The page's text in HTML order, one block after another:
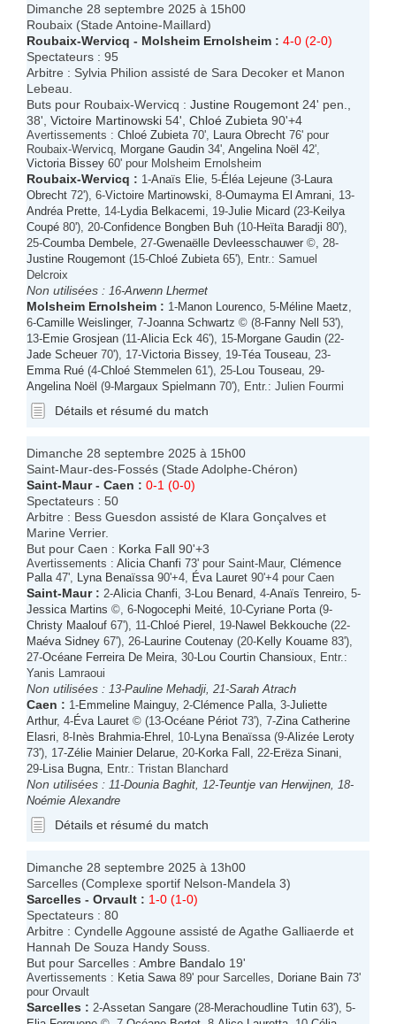
Dimanche 28 septembre 2025 à 15h00
Roubaix (Stade Antoine-Maillard)
Roubaix-Wervicq - Molsheim Ernolsheim : 4-0 (2-0)
Spectateurs : 95
Arbitre : Sylvia Philion assisté de Sara Decoker et Manon
Lebeau.
Buts pour Roubaix-Wervicq : Justine Rougemont 24' pen.,
38', Victoire Martinowski 54', Chloé Zubieta 90'+4
Avertissements : Chloé Zubieta 70', Laura Obrecht 76' pour
Roubaix-Wervicq,
Morgane Gaudin 34', Angelina Noël 42',
Victoria Bissey 60' pour Molsheim Ernolsheim
Roubaix-Wervicq : 1-Anaïs Elie , 5-Éléa Lejeune (3- Laura
Obrecht 72'), 6-Victoire Martinowski , 8-Oumayma El Amrani , 13-
Andréa Prette , 14- Lydia Belkacemi , 19-Julie Micard (23-Keilya
Coupé 80'), 20-Confidence Bongben Buh (10-Heïta Baradji 80'),
25-Coumba Dembele , 27-Gwenaëlle Devleesschauwer ©, 28-
Justine Rougemont (15-Chloé Zubieta 65'), Entr.: Samuel
Delcroix
Non utilisées : 16-Arwenn Lhermet
Molsheim Ernolsheim : 1-Manon Lourenco , 5-Méline Maetz
6-Camille Weislinger, 7-Joanna Schwartz © (8-Fanny Nell
53'),
13-Emie Grosjean (11-Alicia Eck 46'), 15-Morgane Gaudin (22-
Jade Scheuer 70'), 17-Victoria Bissey, 19-Téa Touseau , 23-
Emma Rué (4-Chloé Stemmelen 61'), 25- Lou Touseau , 29-
Angelina Noël (9-Margaux Spielmann 70'), Entr.: Julien Fourmi
Détails et résumé du match
Dimanche 28 septembre 2025 à 15h00
Saint-Maur-des-Fossés (Stade Adolphe-Chéron)
Saint-Maur- Caen : 0-1 (0-0)
Spectateurs : 50
Arbitre : Bess Guesdon assisté de Klara Gonçalves et
Marine Verrier.
But pour Caen : Korka Fall 90'+3
Avertissements : Alicia Chanfi 73' pour Saint-Maur, Clémence
Palla 47', Lyna Benaïssa 90'+4, Éva Lauret 90'+4 pour Caen
Saint-Maur: 2-Alicia Chanfi , 3- Lou Benard , 4-Anaïs Tenreiro , 5-
Jessica Martins ©, 6-Nogocephi Meité , 10-Cyriane Porta (9-
Christy Maalouf 67'), 11-Chloé Pierel , 19-Nawel Bekkouche (22-
Maéva Sidney 67'), 26- Laurine Coutenay (20-Kelly Kouame 83'),
27-Océane Ferreira De Meira , 30- Lou Courtin Chansioux , Entr.:
Yanis Lamraoui
Non utilisées : 13-Pauline Mehadji , 21-Sarah Atrach
Caen : 1-Emmeline Mainguy, 2-Clémence Palla , 3-Juliette
Arthur, 4-Éva Lauret © (13-Océane Périot 73'), 7-Zina Catherine
Elasri , 8- Inès Brahmia-Ehrel , 10- Lyna Benaïssa (9-Alizée Leroty
73'), 17-Zélie Mainier Delarue , 20-Korka Fall , 22-Erëza Sinani
29- Lisa Bugna , Entr.: Tristan Blanchard
Non utilisées : 11-Dounia Baghit , 12-Teuntje van Herwijnen , 18-
Noémie Alexandre
Détails et résumé du match
Dimanche 28 septembre 2025 à 13h00
Sarcelles (Complexe sportif Nelson-Mandela 3)
Sarcelles - Orvault : 1-0 (1-0)
Spectateurs : 80
Arbitre : Cyndelle Aggoune assisté de Agathe Galliaerde et
Hannah De Souza Handy Souss.
But pour Sarcelles : Ambre Bandalo 19'
Avertissements : Ketia Sawa 89' pour Sarcelles, Doriane Bain 73'
pour Orvault
Sarcelles : 2-Assetan Sangare (28-Merachoudline Tutin 63'), 5-